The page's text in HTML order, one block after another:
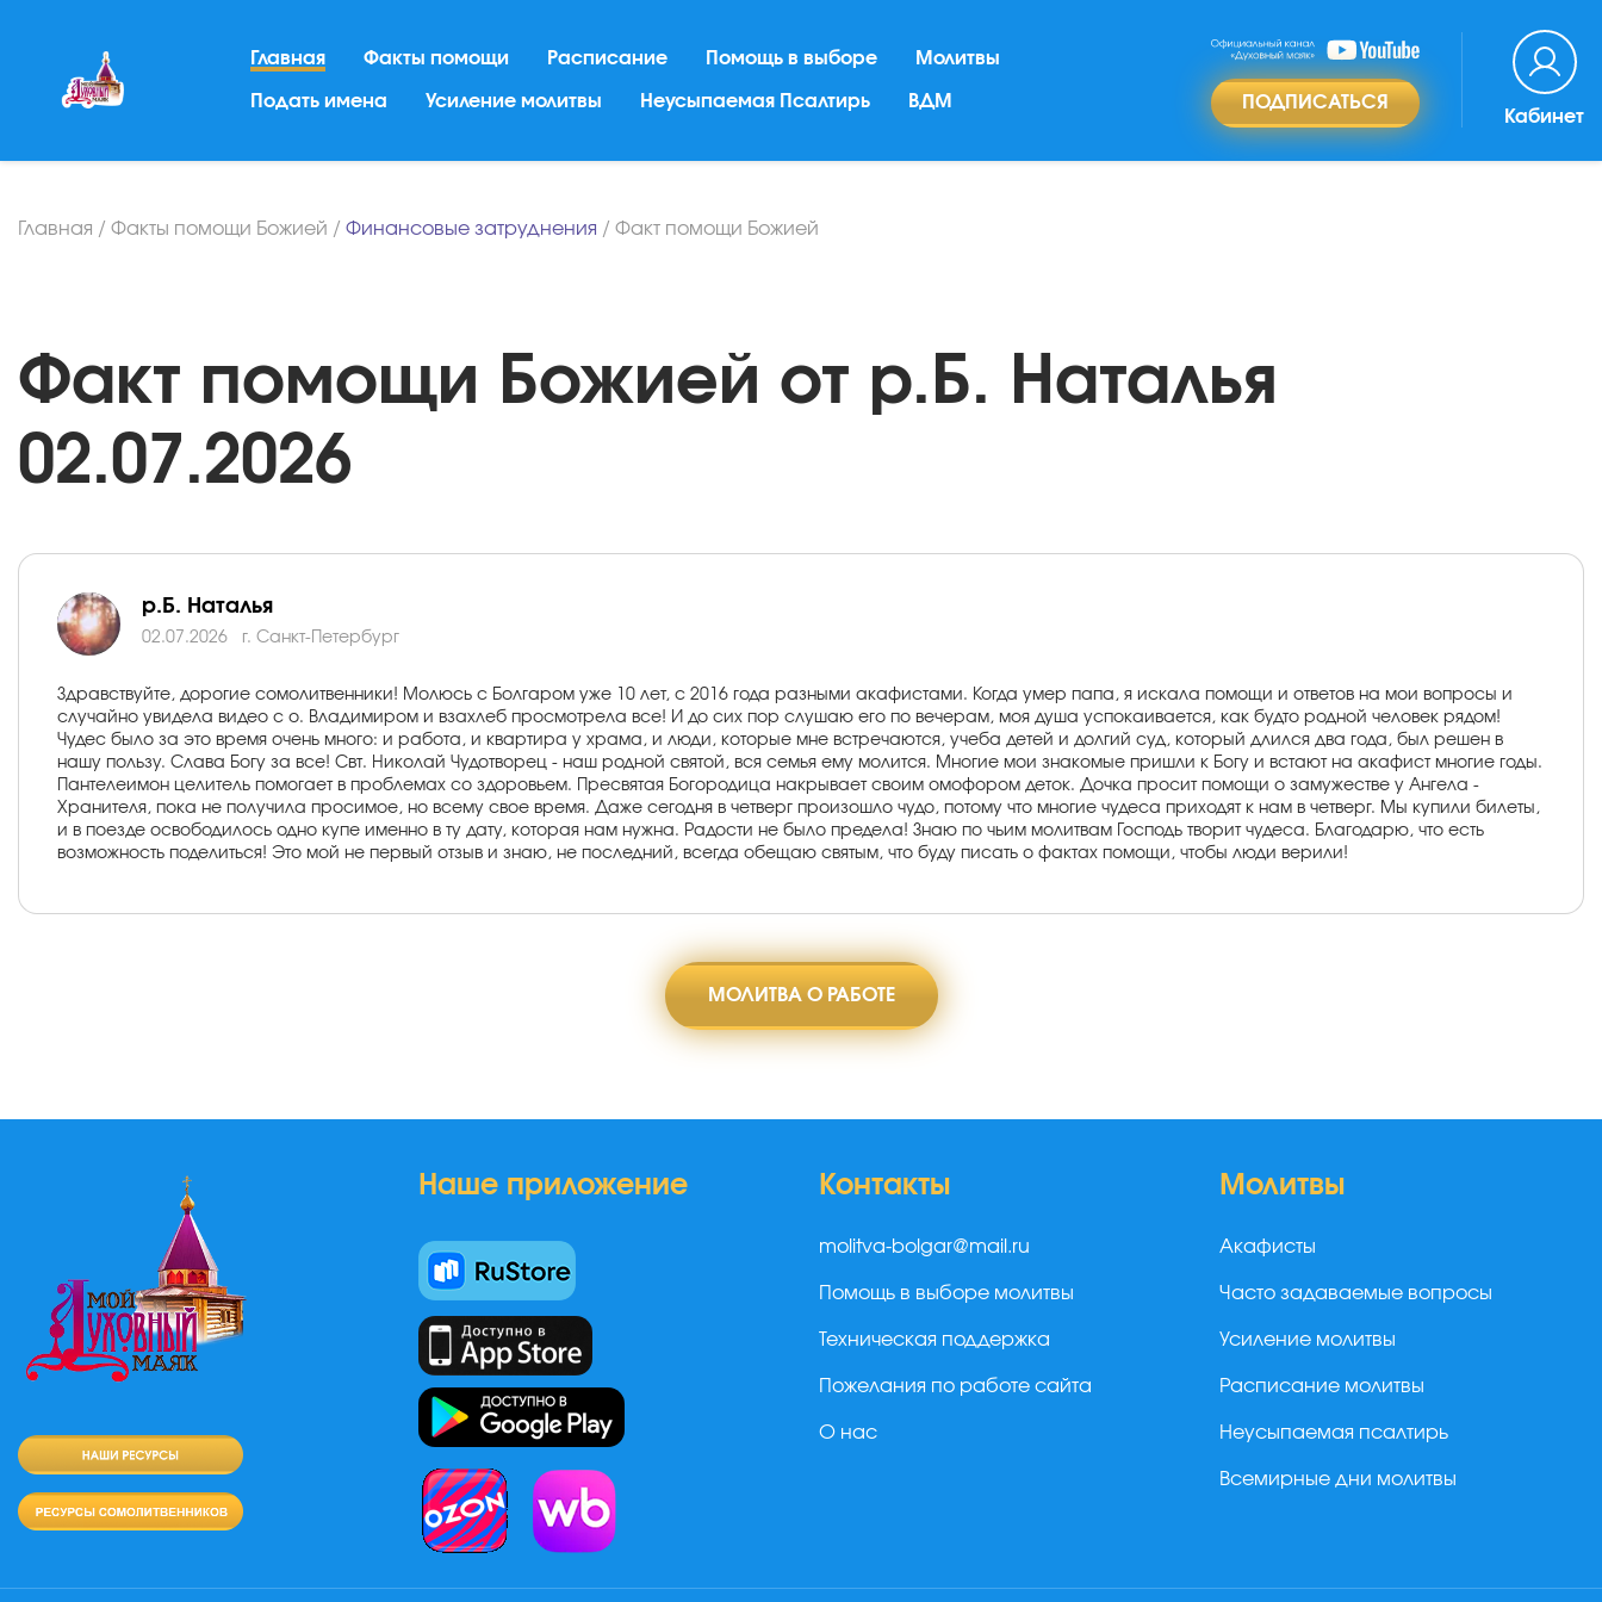
Главная Факты помощи Расписание Помощь в выборе Молитвы
Подать имена Усиление молитвы Неусыпаемая Псалтирь ВДМ ПОДПИСАТЬСЯ
Кабинет
Главная / Факты помощи Божией / Финансовые затруднения / Факт помощи Божией
Факт помощи Божией от р.Б. Наталья
02.07.2026
р.Б. Наталья
02.07.2026 г. Санкт-Петербург
Здравствуйте, дорогие сомолитвенники! Молюсь с Болгаром уже 10 лет, с 2016 года разными акафистами. Когда умер папа, я искала помощи и ответов на мои вопросы и
случайно увидела видео с о. Владимиром и взахлеб просмотрела все! И до сих пор слушаю его по вечерам, моя душа успокаивается, как будто родной человек рядом!
Чудес было за это время очень много: и работа, и квартира у храма, и люди, которые мне встречаются, учеба детей и долгий суд, который длился два года, был решен в
нашу пользу. Слава Богу за все! Свт. Николай Чудотворец - наш родной святой, вся семья ему молится. Многие мои знакомые пришли к Богу и встают на акафист многие годы.
Пантелеимон целитель помогает в проблемах со здоровьем. Пресвятая Богородица накрывает своим омофором деток. Дочка просит помощи о замужестве у Ангела -
Хранителя, пока не получила просимое, но всему свое время. Даже сегодня в четверг произошло чудо, потому что многие чудеса приходят к нам в четверг. Мы купили билеты,
и в поезде освободилось одно купе именно в ту дату, которая нам нужна. Радости не было предела! Знаю по чьим молитвам Господь творит чудеса. Благодарю, что есть
возможность поделиться! Это мой не первый отзыв и знаю, не последний, всегда обещаю святым, что буду писать о фактах помощи, чтобы люди верили!
МОЛИТВА О РАБОТЕ
Наше приложение Контакты
molitva-bolgar@mail.ru
Помощь в выборе молитвы
Техническая поддержка
Пожелания по работе сайта
О нас
Молитвы
Акафисты
Часто задаваемые вопросы
Усиление молитвы
Расписание молитвы
Неусыпаемая псалтирь
Всемирные дни молитвы